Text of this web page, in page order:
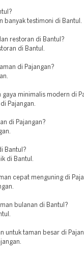
banyak testimoni di Bantul.
restoran di Bantul?
di Bantul.
di Pajangan?
gaya minimalis modern di
Pajangan.
di Pajangan?
Bantul?
di Bantul.
cepat menguning di
bulanan di Bantul?
untuk taman besar di